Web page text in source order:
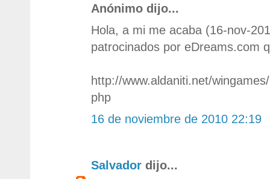
Anónimo dijo...
Hola, a mi me acaba (16-nov-
patrocinados por eDreams.com
http://www.aldaniti.net/
php
16 de noviembre de 2010 22:19
Salvador dijo...